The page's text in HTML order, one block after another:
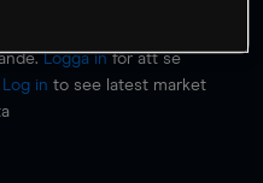
Logga inför att se
Log in to see latest market